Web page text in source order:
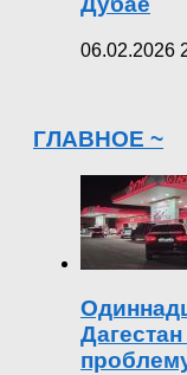
06.02.2026
ГЛАВНОЕ ~